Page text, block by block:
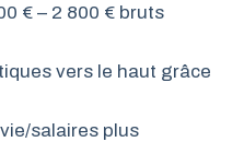
€ – 2 800 € bruts
vers le haut grâce
salaires plus